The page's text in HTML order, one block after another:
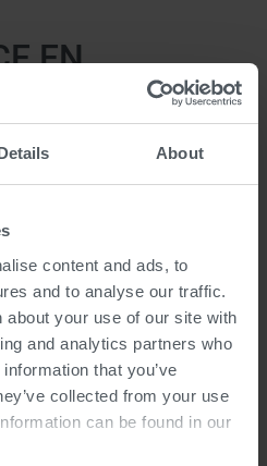
About
content and ads, to
and to analyse our traffic.
about your use of our site with
and analytics partners who
that you’ve
collected from your use
can be found in our
EN
-
SUR
d'usines modulaires sur
tous les aspects, de la
à l'emballage final. Chaque
un processus intégré et
la qualité du
ses clients, PROBAT conçoit